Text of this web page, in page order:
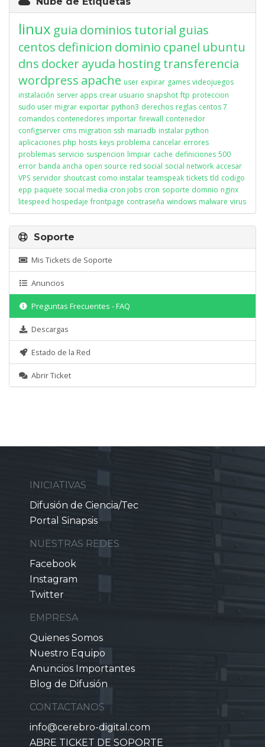
linux guia dominios tutorial guias
centos definicion dominio cpanel ubuntu
dns dockerayuda hosting transferencia
wordpress apache user expirar games videojuegos
instalación server apps crear usuario snapshot ftp proteccion
sudo user migrar exportar python3 derechos reglas centos 7
comandos contenedores importar firewall contenedor
configserver cms migration ssh mariadb instalar python
aplicaciones php hosts keys problema cancelar errores
problemas servicio suspencion limpiar cache definiciones 500
error banda ancha open source red social social network accesar
VPS servidor shoutcast como instalar teamspeak tickets tld codigo
epp paquete social media cron jobs cron soporte domnio nginx
litespeed hospedaje frontpage contraseña windows malware virus
Soporte
Mis Tickets de Soporte
Anuncios
Preguntas Frecuentes - FAQ
Descargas
Estado de la Red
Abrir Ticket
INICIATIVAS
Difusión de Ciencia/Tec
Portal Sinapsis
NUESTRAS REDES
Facebook
Instagram
Twitter
EMPRESA
Quienes Somos
Nuestro Equipo
Anuncios Importantes
Blog de Difusión
CONTACTANOS
info@cerebro-digital.com
ABRE TICKET DE SOPORTE